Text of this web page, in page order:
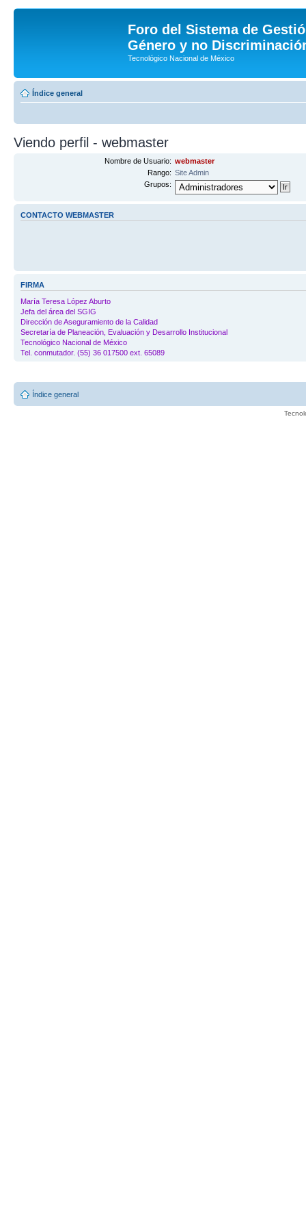
Foro del Sistema de
Género y no
Tecnológico Nacional de México
Índice general
Viendo perfil - webmaster
Nombre de Usuario: webmaster
Rango: Site Admin
Grupos:
CONTACTO WEBMASTER
FIRMA
María Teresa López Aburto
Jefa del área del SGIG
Dirección de Aseguramiento de la Calidad
Secretaría de Planeación, Evaluación y Desarrollo Institucional
Tecnológico Nacional de México
Tel. conmutador. (55) 36 017500 ext. 65089
Índice general